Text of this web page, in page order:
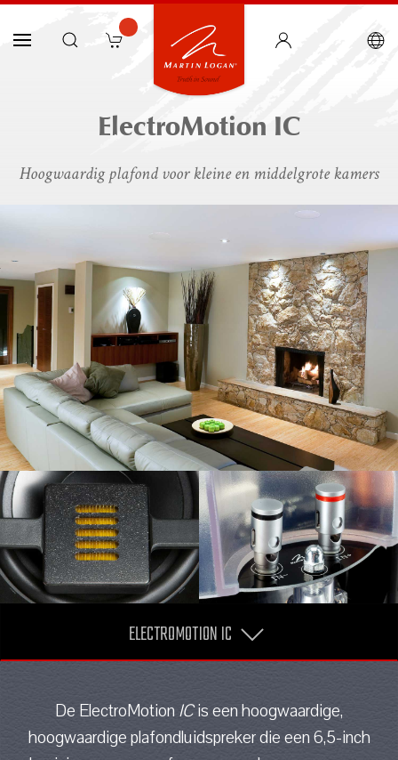
ElectroMotion IC
Hoogwaardig plafond voor kleine en middelgrote kamers
ELECTROMOTION IC
De ElectroMotionICis een hoogwaardige,
hoogwaardige plafondluidspreker die een 6,5-inch